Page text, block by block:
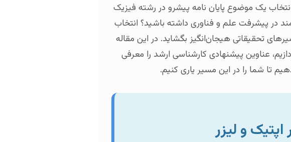
یک موضوع پایان نامه پیشرو در رشته فیزیک
در پیشرفت علم و فناوری داشته باشید؟ انتخاب
تحقیقاتی هیجان‌انگیز بگشاید. در این مقاله
عناوین پیشنهادی کارشناسی ارشد را معرفی
تا شما را در این مسیر یاری کنیم.
و لیزر